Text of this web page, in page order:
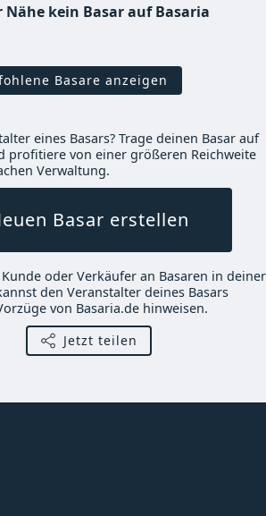
kein Basar auf Basaria
Basare anzeigen
eines Basars? Trage deinen Basar auf
profitiere von einer größeren Reichweite
Verwaltung.
Basar erstellen
oder Verkäufer an Basaren in deiner
den Veranstalter deines Basars
von Basaria.de hinweisen.
Jetzt teilen